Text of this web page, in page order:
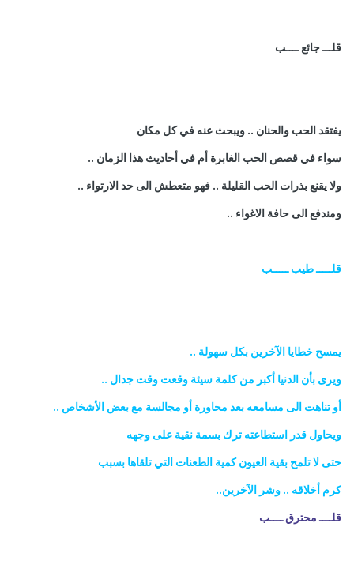
قلـــ جائع ــــب
يفتقد الحب والحنان .. ويبحث عنه في كل مكان
سواء في قصص الحب الغابرة أم في أحاديث هذا الزمان ..
ولا يقنع بذرات الحب القليلة .. فهو متعطش الى حد الارتواء ..
ومندفع الى حافة الاغواء ..
قلـــــ طيب ـــــب
يمسح خطايا الآخرين بكل سهولة ..
ويرى بأن الدنيا أكبر من كلمة سيئة وقعت وقت جدال ..
أو تناهت الى مسامعه بعد محاورة أو مجالسة مع بعض الأشخاص ..
ويحاول قدر استطاعته ترك بسمة نقية على وجهه
حتى لا تلمح بقية العيون كمية الطعنات التي تلقاها بسبب
كرم أخلاقه .. وشر الآخرين..
قلــــ محترق ــــب